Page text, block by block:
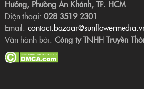
Hưởng, Phường An Khánh, TP. HCM
Điện thoại: 028 3519 2301
Email:
Vận hành bởi: Công ty TNHH Truyền